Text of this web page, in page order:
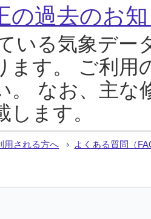
の過去のお
いる気象デー
ます。 ご利用
。 なお、主な
します。
用される方へ よくある質問（